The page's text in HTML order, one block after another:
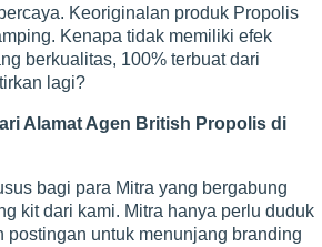
Keoriginalan produk Propolis
Kenapa tidak memiliki efek
berkualitas, 100% terbuat dari
lagi?
Alamat Agen British Propolis di
bagi para Mitra yang bergabung
kit dari kami. Mitra hanya perlu duduk
untuk menunjang branding